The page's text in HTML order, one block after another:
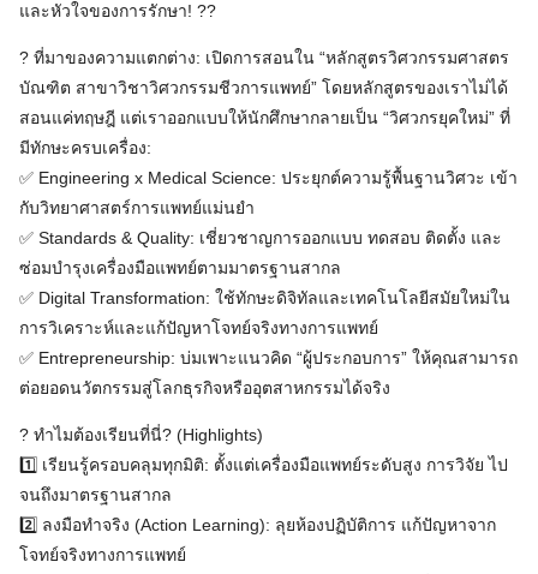
และหัวใจของการรักษา! ?️?
? ที่มาของความแตกต่าง: เปิดการสอนใน “หลักสูตรวิศวกรรมศาสตร
บัณฑิต สาขาวิชาวิศวกรรมชีวการแพทย์” โดยหลักสูตรของเราไม่ได้
สอนแค่ทฤษฎี แต่เราออกแบบให้นักศึกษากลายเป็น “วิศวกรยุคใหม่” ที่
มีทักษะครบเครื่อง:
✅ Engineering x Medical Science: ประยุกต์ความรู้พื้นฐานวิศวะ เข้า
กับวิทยาศาสตร์การแพทย์แม่นยำ
✅ Standards & Quality: เชี่ยวชาญการออกแบบ ทดสอบ ติดตั้ง และ
ซ่อมบำรุงเครื่องมือแพทย์ตามมาตรฐานสากล
✅ Digital Transformation: ใช้ทักษะดิจิทัลและเทคโนโลยีสมัยใหม่ใน
การวิเคราะห์และแก้ปัญหาโจทย์จริงทางการแพทย์
✅ Entrepreneurship: บ่มเพาะแนวคิด “ผู้ประกอบการ” ให้คุณสามารถ
ต่อยอดนวัตกรรมสู่โลกธุรกิจหรืออุตสาหกรรมได้จริง
? ทำไมต้องเรียนที่นี่? (Highlights)
1️⃣ เรียนรู้ครอบคลุมทุกมิติ: ตั้งแต่เครื่องมือแพทย์ระดับสูง การวิจัย ไป
จนถึงมาตรฐานสากล
2️⃣ ลงมือทำจริง (Action Learning): ลุยห้องปฏิบัติการ แก้ปัญหาจาก
โจทย์จริงทางการแพทย์